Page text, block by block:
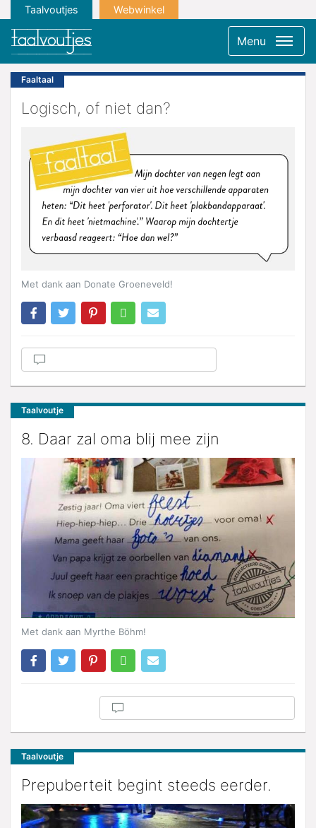
Taalvoutjes Webwinkel
Menu
Faaltaal
Logisch, of niet dan?
Met dank aan Donate Groeneveld!
Taalvoutje
8. Daar zal oma blij mee zijn
Met dank aan Myrthe Böhm!
Taalvoutje
Prepuberteit begint steeds eerder.